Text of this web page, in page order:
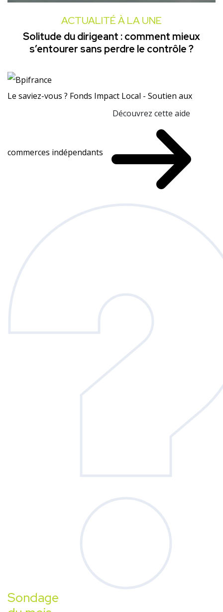
ACTUALITÉ À LA UNE
Solitude du dirigeant : comment mieux
s’entourer sans perdre le contrôle ?
Le saviez-vous ? Fonds Impact Local - Soutien aux
commerces indépendants
Découvrez cette aide
Sondage